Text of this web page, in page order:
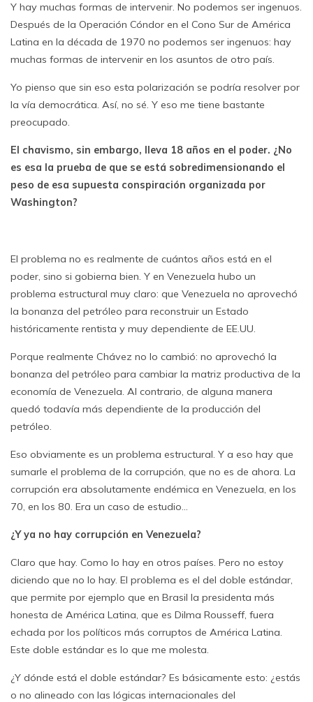
Y hay muchas formas de intervenir. No podemos ser ingenuos.
Después de la Operación Cóndor en el Cono Sur de América
Latina en la década de 1970 no podemos ser ingenuos: hay
muchas formas de intervenir en los asuntos de otro país.
Yo pienso que sin eso esta polarización se podría resolver por
la vía democrática. Así, no sé. Y eso me tiene bastante
preocupado.
El chavismo, sin embargo, lleva 18 años en el poder. ¿No
es esa la prueba de que se está sobredimensionando el
peso de esa supuesta conspiración organizada por
Washington?
El problema no es realmente de cuántos años está en el
poder, sino si gobierna bien. Y en Venezuela hubo un
problema estructural muy claro: que Venezuela no aprovechó
la bonanza del petróleo para reconstruir un Estado
históricamente rentista y muy dependiente de EE.UU.
Porque realmente Chávez no lo cambió: no aprovechó la
bonanza del petróleo para cambiar la matriz productiva de la
economía de Venezuela. Al contrario, de alguna manera
quedó todavía más dependiente de la producción del
petróleo.
Eso obviamente es un problema estructural. Y a eso hay que
sumarle el problema de la corrupción, que no es de ahora. La
corrupción era absolutamente endémica en Venezuela, en los
70, en los 80. Era un caso de estudio…
¿Y ya no hay corrupción en Venezuela?
Claro que hay. Como lo hay en otros países. Pero no estoy
diciendo que no lo hay. El problema es el del doble estándar,
que permite por ejemplo que en Brasil la presidenta más
honesta de América Latina, que es Dilma Rousseff, fuera
echada por los políticos más corruptos de América Latina.
Este doble estándar es lo que me molesta.
¿Y dónde está el doble estándar? Es básicamente esto: ¿estás
o no alineado con las lógicas internacionales del